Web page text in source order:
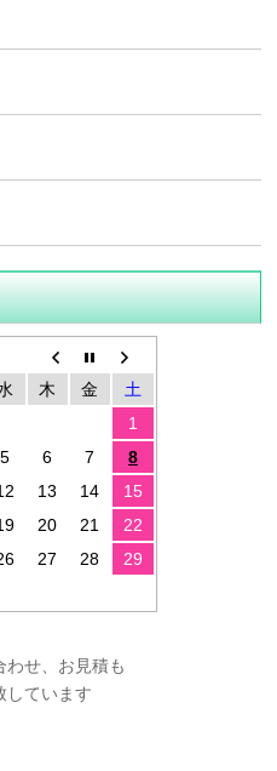
木 金
土
1
5 6 7
8
13 14
15
20 21
22
27 28
29
せ、お見積も
しています